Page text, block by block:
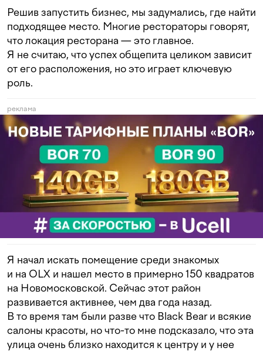
Решив запустить бизнес, мы задумались, где найти
подходящее место. Многие рестораторы говорят,
что локация ресторана — это главное.
Я не считаю, что успех общепита целиком зависит
от его расположения, но это играет ключевую
роль.
реклама
Я начал искать помещение среди знакомых
и на OLX и нашел место в примерно 150 квадратов
на Новомосковской. Сейчас этот район
развивается активнее, чем два года назад.
В то время там были разве что Black Bear и всякие
салоны красоты, но что-то мне подсказало, что эта
улица очень близко находится к центру и у нее